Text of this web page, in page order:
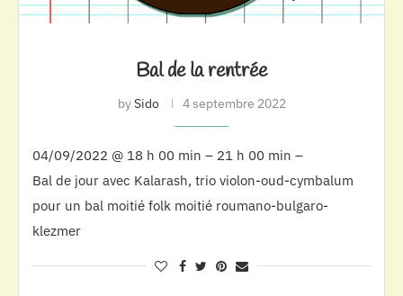
Bal de la rentrée
bySido 4 septembre 2022
04/09/2022 @ 18 h 00 min – 21 h 00 min –
Bal de jour avec Kalarash, trio violon-oud-cymbalum
pour un bal moitié folk moitié roumano-bulgaro-
klezmer